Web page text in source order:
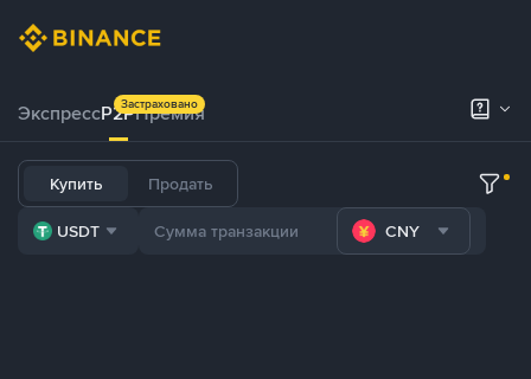
ЭкспрессP2PПремия
Застраховано
Купить Продать
USDT CNY